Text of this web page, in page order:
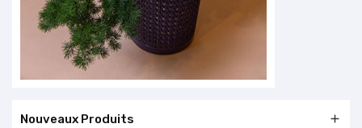
Nouveaux Produits 